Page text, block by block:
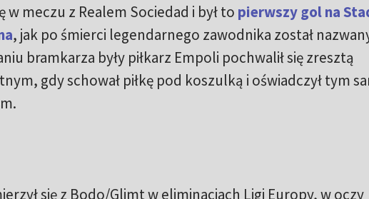
w meczu z Realem Sociedad i był to pierwszy gol na
, jak po śmierci legendarnego zawodnika został
bramkarza były piłkarz Empoli pochwalił się zresztą
gdy schował piłkę pod koszulką i oświadczył tym
się z Bodo/Glimt w eliminacjach Ligi Europy, w oczy